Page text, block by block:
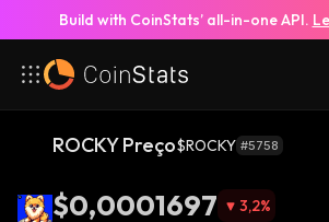
Build with CoinStats’ all-in-one API.
ROCKY Preço$ROCKY #5758
$0,0001697 3,2%